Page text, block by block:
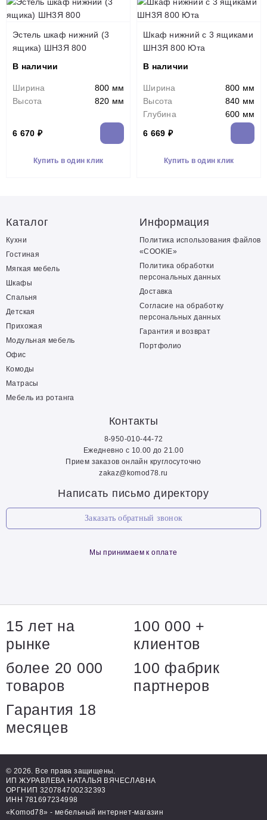
Эстель шкаф нижний (3
ящика) ШН3Я 800
В наличии
Ширина
800 мм
Высота
820 мм
6 670 ₽
Купить в один клик
Шкаф нижний с 3 ящиками
ШН3Я 800 Юта
В наличии
Ширина
800 мм
Высота
840 мм
Глубина
600 мм
6 669 ₽
Купить в один клик
Каталог
Кухни
Гостиная
Мягкая мебель
Шкафы
Спальня
Детская
Прихожая
Модульная мебель
Офис
Комоды
Матрасы
Мебель из ротанга
Информация
Политика использования файлов
«COOKIE»
Политика обработки
персональных данных
Доставка
Согласие на обработку
персональных данных
Гарантия и возврат
Портфолио
Контакты
8-950-010-44-72
Ежедневно с 10.00 до 21.00
Прием заказов онлайн круглосуточно
zakaz@komod78.ru
Написать письмо директору
Заказать обратный звонок
Мы принимаем к оплате
15 лет на
рынке
100 000 +
клиентов
более 20 000
товаров
100 фабрик
партнеров
Гарантия 18
месяцев
© 2026. Все права защищены.
ИП ЖУРАВЛЕВА НАТАЛЬЯ ВЯЧЕСЛАВНА
ОРГНИП 320784700232393
ИНН 781697234998
«Komod78» - мебельный интернет-магазин